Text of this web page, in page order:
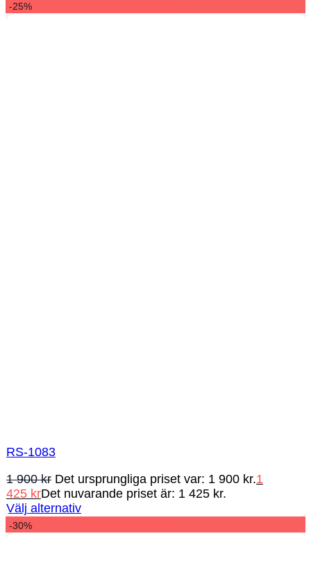
-25%
RS-1083
1 900kr Det ursprungliga priset var: 1 900 kr.1
425 krDet nuvarande priset är: 1 425 kr.
Välj alternativ
-30%